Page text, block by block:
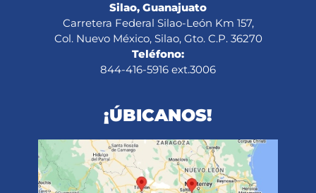
Silao, Guanajuato
Carretera Federal Silao-León Km 157,
Col. Nuevo México, Silao, Gto. C.P. 36270
Teléfono:
844-416-5916 ext.3006
¡ÚBICANOS!